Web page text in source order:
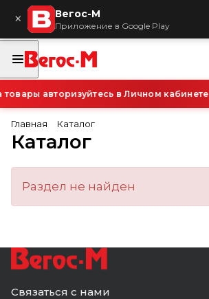
× Вегос-М
Приложение в Google Play
авторизуйтесь в Личном кабинете.
Главная Каталог
Каталог
Раздел не найден
Связаться с нами